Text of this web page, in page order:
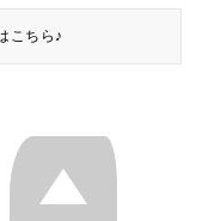
こちら♪